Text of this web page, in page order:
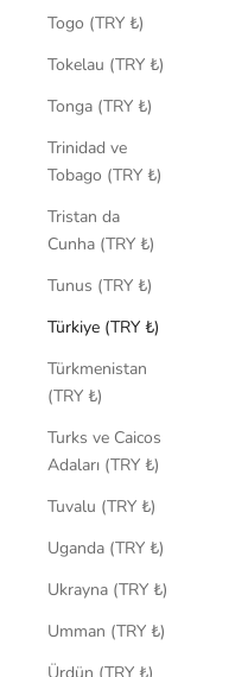
Togo (TRY ₺)
Tokelau (TRY ₺)
Tonga (TRY ₺)
Trinidad ve
Tobago (TRY ₺)
Tristan da
Cunha (TRY ₺)
Tunus (TRY ₺)
Türkiye (TRY ₺)
Türkmenistan
(TRY ₺)
Turks ve Caicos
Adaları (TRY ₺)
Tuvalu (TRY ₺)
Uganda (TRY ₺)
Ukrayna (TRY ₺)
Umman (TRY ₺)
Ürdün (TRY ₺)